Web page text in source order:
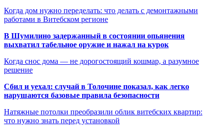
Когда дом нужно переделать: что делать с демонтажными
работами в Витебском регионе
В Шумилино задержанный в состоянии опьянения
выхватил табельное оружие и нажал на курок
Когда снос дома — не дорогостоящий кошмар, а разумное
решение
Сбил и уехал: случай в Толочине показал, как легко
нарушаются базовые правила безопасности
Натяжные потолки преобразили облик витебских квартир:
что нужно знать перед установкой